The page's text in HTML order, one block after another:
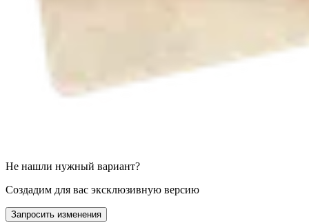
Не нашли нужный вариант?
Создадим для вас эксклюзивную версию
Запросить изменения